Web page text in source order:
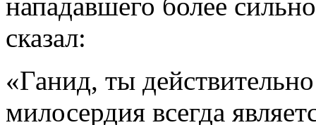
нападавшего более
сказал:
«Ганид, ты
милосердия всегда